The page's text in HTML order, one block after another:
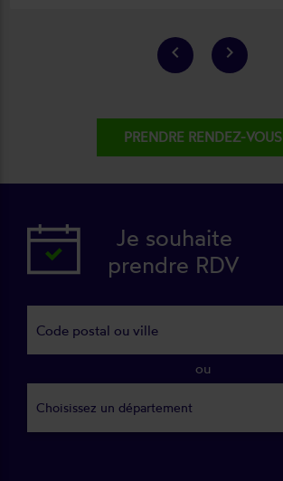
keyboard_arrow_left keyboard_arrow_right
PRENDRE RENDEZ-VOUS
Je souhaite
prendre RDV
ou
Choisissez un département